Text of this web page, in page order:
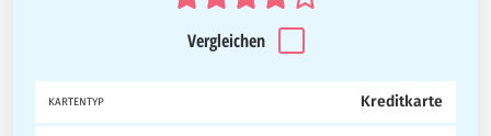
Vergleichen
KARTENTYP Kreditkarte